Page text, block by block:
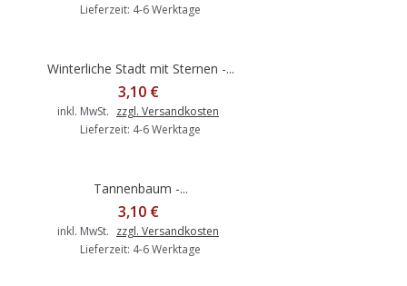
Lieferzeit: 4-6 Werktage
Winterliche Stadt mit Sternen -...
3,10 €
inkl. MwSt. zzgl. Versandkosten
Lieferzeit: 4-6 Werktage
Tannenbaum -...
3,10 €
inkl. MwSt. zzgl. Versandkosten
Lieferzeit: 4-6 Werktage